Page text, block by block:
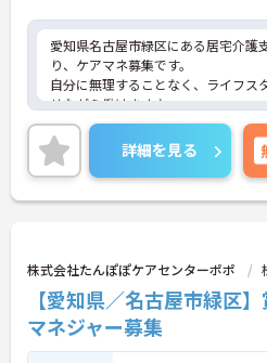
愛知県名古屋市緑区にある居宅介護
り、ケアマネ募集です。
自分に無理することなく、ライフス
せながら働けます♪
ご興味のある方はお気軽にお問い合
詳細を見る
株式会社たんぽぽケアセンターポポ
【愛知県／名古屋市緑区
マネジャー募集